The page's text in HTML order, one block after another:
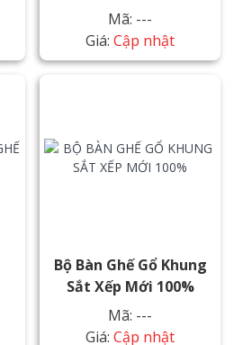
Mã: ---
Giá: Cập nhật
Bộ Bàn Ghế Gổ Khung
Sắt Xếp Mới 100%
Mã: ---
Giá: Cập nhật